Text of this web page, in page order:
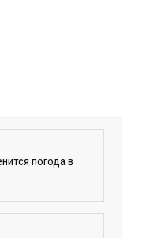
погода в